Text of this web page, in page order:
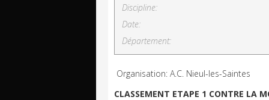
Discipline:
Date:
Département:
Organisation: A.C. Nieul-les-Saintes
CLASSEMENT ETAPE 1 CONTRE LA